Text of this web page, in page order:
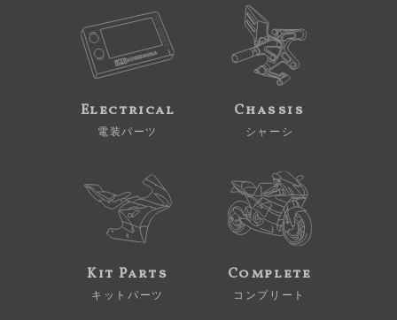
Electrical
電装パーツ
Chassis
シャーシ
Kit Parts
キットパーツ
Complete
コンプリート